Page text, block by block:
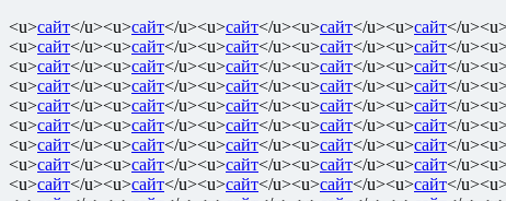
<u>сайт</u><u>сайт</u><u>сайт</u><u>сайт</u><u>сайт</
<u>сайт</u><u>сайт</u><u>сайт</u><u>сайт</u><u>сайт</
<u>сайт</u><u>сайт</u><u>сайт</u><u>сайт</u><u>сайт</
<u>сайт</u><u>сайт</u><u>сайт</u><u>сайт</u><u>сайт</
<u>сайт</u><u>сайт</u><u>сайт</u><u>сайт</u><u>сайт</
<u>сайт</u><u>сайт</u><u>сайт</u><u>сайт</u><u>сайт</
<u>сайт</u><u>сайт</u><u>сайт</u><u>сайт</u><u>сайт</
<u>сайт</u><u>сайт</u><u>сайт</u><u>сайт</u><u>сайт</
<u>сайт</u><u>сайт</u><u>сайт</u><u>сайт</u><u>сайт</